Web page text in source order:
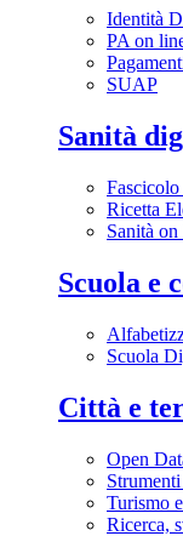
Identità
PA on
SUAP
Sanità
Ricetta
Sanità
Scuola e
Scuola
Città e
Open
Turismo
Ricerca,